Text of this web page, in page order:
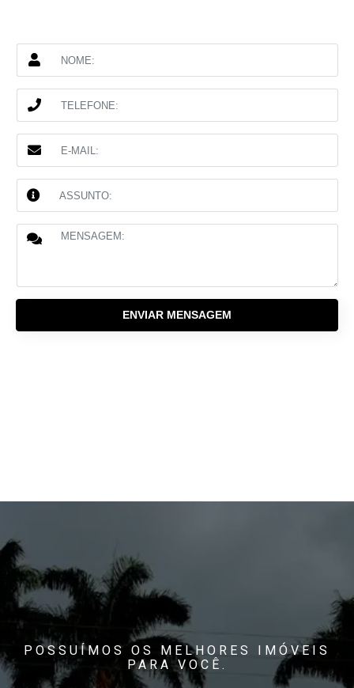
ENVIAR MENSAGEM
POSSUÍMOS OS MELHORES IMÓVEIS
PARA VOCÊ.